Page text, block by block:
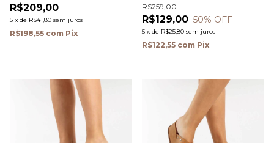
R$209,00
5 x de R$41,80 sem juros
R$198,55 com Pix
R$129,00
R$259,00
50% OFF
5 x de R$25,80 sem juros
R$122,55 com Pix